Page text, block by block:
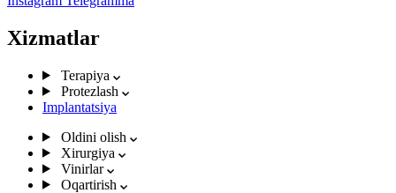
Xizmatlar
Terapiya
Protezlash
Implantatsiya
Oldini olish
Xirurgiya
Vinirlar
Oqartirish